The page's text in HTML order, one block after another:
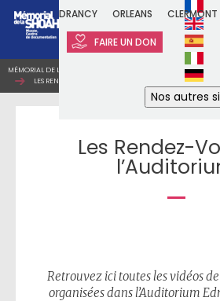
FAIRE UN DON
Nos autres
DRANCY ORLEANS CLERMONT
MÉMORIAL DE LA SHOAH ARCHIVES ET DOCUMENTATION
LES RENDEZ-VOUS DE L’AUDITORIUM
Les Rendez-
Retrouvez ici toutes les vidéos
organisées dans l’Auditorium